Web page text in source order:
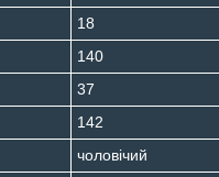
18
140
37
142
чоловічий